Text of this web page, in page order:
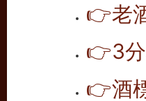
👉老
👉3
👉酒